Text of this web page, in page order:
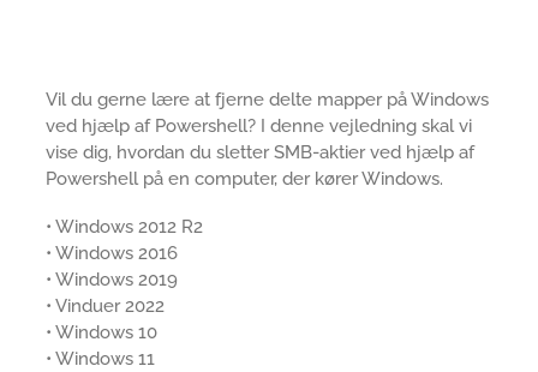
Vil du gerne lære at fjerne delte mapper på Windows
ved hjælp af Powershell? I denne vejledning skal vi
vise dig, hvordan du sletter SMB-aktier ved hjælp af
Powershell på en computer, der kører Windows.
• Windows 2012 R2
• Windows 2016
• Windows 2019
• Vinduer 2022
• Windows 10
• Windows 11